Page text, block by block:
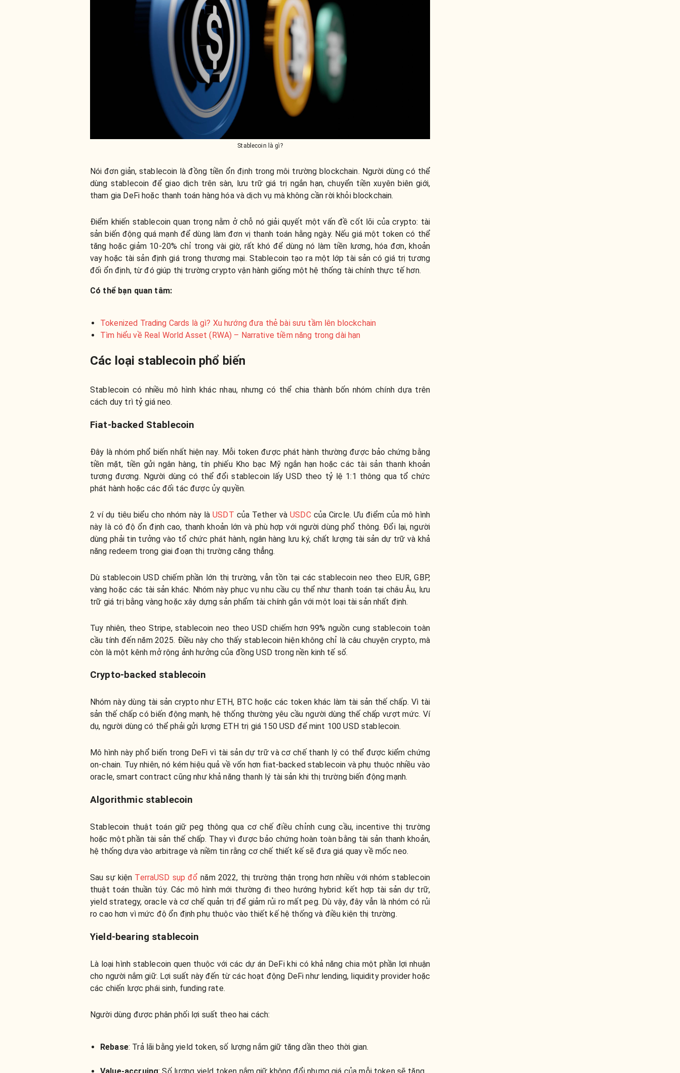
Stablecoin là gì?
Nói đơn giản, stablecoin là đồng tiền ổn định trong môi trường blockchain. Người dùng có thể
dùng stablecoin để giao dịch trên sàn, lưu trữ giá trị ngắn hạn, chuyển tiền xuyên biên giới,
tham gia DeFi hoặc thanh toán hàng hóa và dịch vụ mà không cần rời khỏi blockchain.
Điểm khiến stablecoin quan trọng nằm ở chỗ nó giải quyết một vấn đề cốt lõi của crypto: tài
sản biến động quá mạnh để dùng làm đơn vị thanh toán hằng ngày. Nếu giá một token có thể
tăng hoặc giảm 10-20% chỉ trong vài giờ, rất khó để dùng nó làm tiền lương, hóa đơn, khoản
vay hoặc tài sản định giá trong thương mại. Stablecoin tạo ra một lớp tài sản có giá trị tương
đối ổn định, từ đó giúp thị trường crypto vận hành giống một hệ thống tài chính thực tế hơn.
Có thể bạn quan tâm:
Tokenized Trading Cards là gì? Xu hướng đưa thẻ bài sưu tầm lên blockchain
Tìm hiểu về Real World Asset (RWA) – Narrative tiềm năng trong dài hạn
Các loại stablecoin phổ biến
Stablecoin có nhiều mô hình khác nhau, nhưng có thể chia thành bốn nhóm chính dựa trên
cách duy trì tỷ giá neo.
Fiat-backed Stablecoin
Đây là nhóm phổ biến nhất hiện nay. Mỗi token được phát hành thường được bảo chứng bằng
tiền mặt, tiền gửi ngân hàng, tín phiếu Kho bạc Mỹ ngắn hạn hoặc các tài sản thanh khoản
tương đương. Người dùng có thể đổi stablecoin lấy USD theo tỷ lệ 1:1 thông qua tổ chức
phát hành hoặc các đối tác được ủy quyền.
2 ví dụ tiêu biểu cho nhóm này làUSDT của Tether vàUSDCcủa Circle. Ưu điểm của mô hình
này là có độ ổn định cao, thanh khoản lớn và phù hợp với người dùng phổ thông. Đổi lại, người
dùng phải tin tưởng vào tổ chức phát hành, ngân hàng lưu ký, chất lượng tài sản dự trữ và khả
năng redeem trong giai đoạn thị trường căng thẳng.
Dù stablecoin USD chiếm phần lớn thị trường, vẫn tồn tại các stablecoin neo theo EUR, GBP,
vàng hoặc các tài sản khác. Nhóm này phục vụ nhu cầu cụ thể như thanh toán tại châu Âu, lưu
trữ giá trị bằng vàng hoặc xây dựng sản phẩm tài chính gắn với một loại tài sản nhất định.
Tuy nhiên, theo Stripe, stablecoin neo theo USD chiếm hơn 99% nguồn cung stablecoin toàn
cầu tính đến năm 2025. Điều này cho thấy stablecoin hiện không chỉ là câu chuyện crypto, mà
còn là một kênh mở rộng ảnh hưởng của đồng USD trong nền kinh tế số.
Crypto-backed stablecoin
Nhóm này dùng tài sản crypto như ETH, BTC hoặc các token khác làm tài sản thế chấp. Vì tài
sản thế chấp có biến động mạnh, hệ thống thường yêu cầu người dùng thế chấp vượt mức. Ví
dụ, người dùng có thể phải gửi lượng ETH trị giá 150 USD để mint 100 USD stablecoin.
Mô hình này phổ biến trong DeFi vì tài sản dự trữ và cơ chế thanh lý có thể được kiểm chứng
on-chain. Tuy nhiên, nó kém hiệu quả về vốn hơn fiat-backed stablecoin và phụ thuộc nhiều vào
oracle, smart contract cũng như khả năng thanh lý tài sản khi thị trường biến động mạnh.
Algorithmic stablecoin
Stablecoin thuật toán giữ peg thông qua cơ chế điều chỉnh cung cầu, incentive thị trường
hoặc một phần tài sản thế chấp. Thay vì được bảo chứng hoàn toàn bằng tài sản thanh khoản,
hệ thống dựa vào arbitrage và niềm tin rằng cơ chế thiết kế sẽ đưa giá quay về mốc neo.
Sau sự kiện TerraUSD sụp đổ năm 2022, thị trường thận trọng hơn nhiều với nhóm stablecoin
thuật toán thuần túy. Các mô hình mới thường đi theo hướng hybrid: kết hợp tài sản dự trữ,
yield strategy, oracle và cơ chế quản trị để giảm rủi ro mất peg. Dù vậy, đây vẫn là nhóm có rủi
ro cao hơn vì mức độ ổn định phụ thuộc vào thiết kế hệ thống và điều kiện thị trường.
Yield-bearing stablecoin
Là loại hình stablecoin quen thuộc với các dự án DeFi khi có khả năng chia một phần lợi nhuận
cho người nắm giữ. Lợi suất này đến từ các hoạt động DeFi như lending, liquidity provider hoặc
các chiến lược phái sinh, funding rate.
Người dùng được phân phối lợi suất theo hai cách:
Rebase: Trả lãi bằng yield token, số lượng nắm giữ tăng dần theo thời gian.
Value-accruing: Số lượng yield token nắm giữ không đổi nhưng giá của mỗi token sẽ tăng